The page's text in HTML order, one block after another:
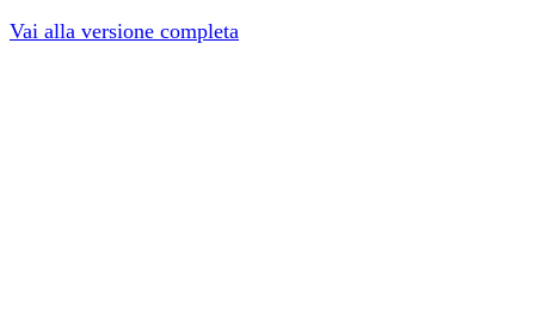
Vai alla versione completa